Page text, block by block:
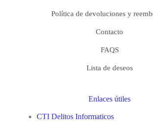
Política de devoluciones y
Contacto
FAQS
Lista de deseos
Enlaces útiles
CTI Delitos Informaticos